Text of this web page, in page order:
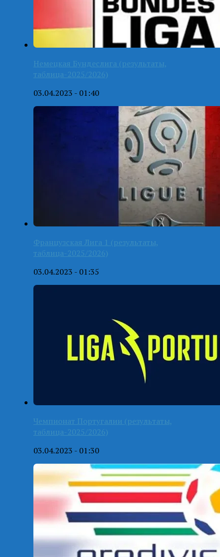
Немецкая Бундеслига (результаты,
таблица-2025/2026)
03.04.2023 - 01:40
Французская Лига 1 (результаты,
таблица-2025/2026)
03.04.2023 - 01:35
Чемпионат Португалии (результаты,
таблица-2025/2026)
03.04.2023 - 01:30